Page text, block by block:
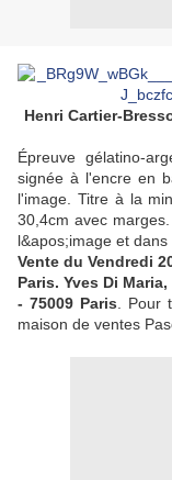
Henri Cartier-
Épreuve gélatino-
signée à l'encre en
l'image. Titre à la
30,4cm avec
l&apos;image et dans
Vente du Vendredi
Paris. Yves Di
- 75009 Paris .
maison de ventes